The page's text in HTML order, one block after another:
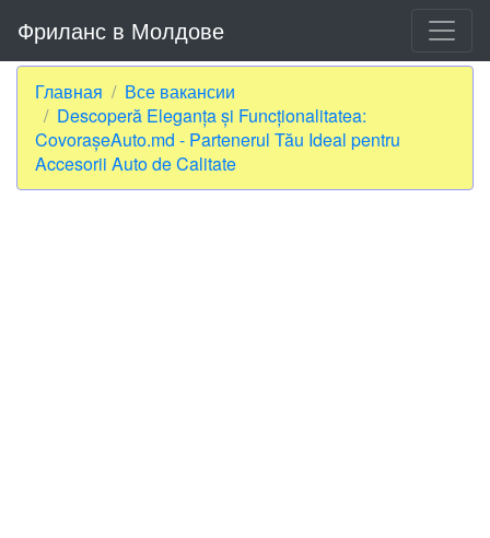
Фриланс в Молдове
Главная
Все вакансии
Descoperă Eleganța și Funcționalitatea:
CovorașeAuto.md - Partenerul Tău Ideal pentru
Accesorii Auto de Calitate